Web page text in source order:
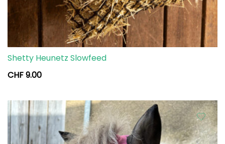
Shetty Heunetz Slowfeed
CHF9.00